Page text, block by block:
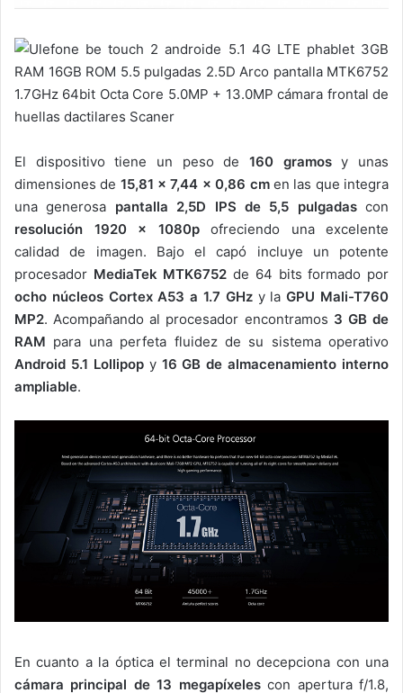
El dispositivo tiene un peso de 160 gramosy unas
dimensiones de 15,81 x 7,44 x 0,86 cm en las que integra
una generosa pantalla 2,5D IPS de 5,5 pulgadascon
resolución 1920 x 1080pofreciendo una excelente
calidad de imagen. Bajo el capó incluye un potente
procesador MediaTek MTK6752 de 64 bits formado por
ocho núcleos Cortex A53 a 1.7 GHzy laGPU Mali-T760
MP2. Acompañando al procesador encontramos 3 GB de
RAM para una perfeta fluidez de su sistema operativo
Android 5.1 Lollipopy 16 GB de almacenamiento interno
ampliable.
En cuanto a la óptica el terminal no decepciona con una
cámara principal de 13 megapíxelescon apertura f/1.8,